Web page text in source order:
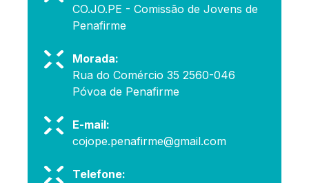
CO.JO.PE - Comissão de Jovens de
Penafirme
Morada:
Rua do Comércio 35 2560-046
Póvoa de Penafirme
E-mail:
cojope.penafirme@gmail.com
Telefone: